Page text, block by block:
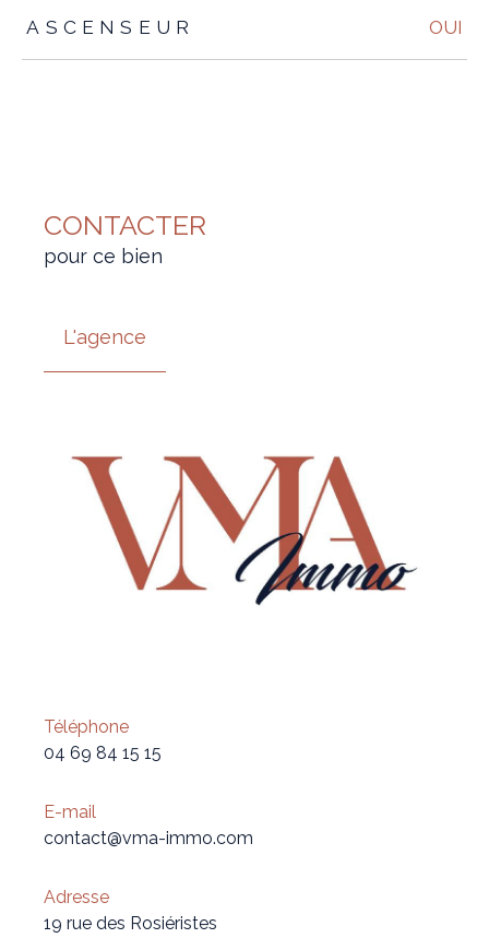
ASCENSEUR OUI
CONTACTER
pour ce bien
L'agence
Téléphone
04 69 84 15 15
E-mail
contact@vma-immo.com
Adresse
19 rue des Rosiéristes